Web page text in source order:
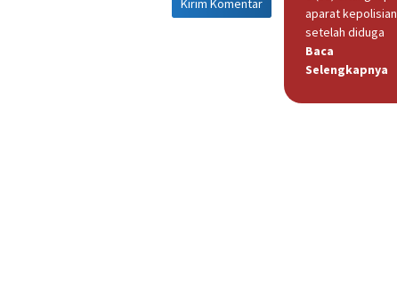
aparat kepolisian
setelah diduga
Baca
Selengkapnya